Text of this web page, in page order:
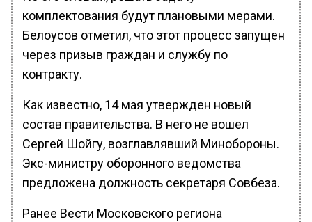
комплектования будут плановыми мерами.
Белоусов отметил, что этот процесс запущен
через призыв граждан и службу по
контракту.
Как известно, 14 мая утвержден новый
состав правительства. В него не вошел
Сергей Шойгу, возглавлявший Минобороны.
Экс-министру оборонного ведомства
предложена должность секретаря Совбеза.
Ранее Вести Московского региона